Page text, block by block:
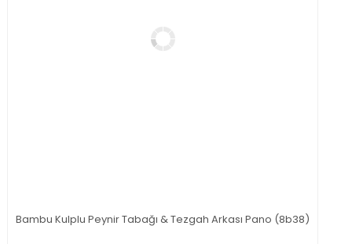
Bambu Kulplu Peynir Tabağı & Tezgah Arkası Pano (8b38)